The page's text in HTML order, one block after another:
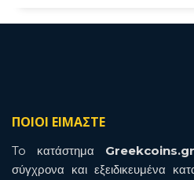
ΠΟΙΟΙ ΕΙΜΑΣΤΕ
To κατάστημα Greekcoins.gr
σύγχρονα και εξειδικευμένα